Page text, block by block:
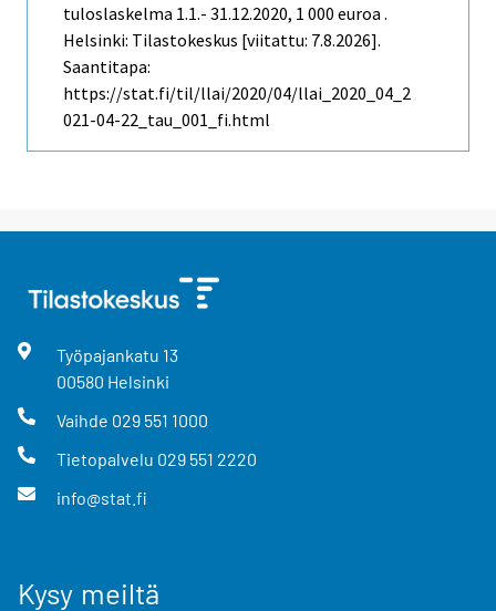
tuloslaskelma 1.1.- 31.12.2020, 1 000 euroa .
Helsinki: Tilastokeskus [viitattu: 7.8.2026].
Saantitapa:
https://stat.fi/til/llai/2020/04/llai_2020_04_2
021-04-22_tau_001_fi.html
Työpajankatu 13
00580 Helsinki
Vaihde 029 551 1000
Tietopalvelu 029 551 2220
info@stat.fi
Kysy meiltä